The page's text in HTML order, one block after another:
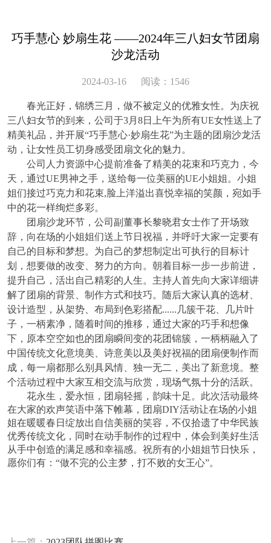
巧手慧心 妙扇生花 ——2024年三八妇女节团扇
沙龙活动
2024-03-16 阅读：1546
春光正好，锦绣三月，做不被定义的优雅女性。为庆祝
三八妇女节的到来，公司于3月8日上午为所有UE女性送上了
精美礼品，并开展“巧手慧心·妙扇生花”为主题的团扇沙龙活
动，让女性员工切身感受团扇文化的魅力。
公司人力资源中心提前准备了精美的花束和巧克力，今
天 ，通过UE男神之手， 送给每一位美丽的UE小姐姐。小姐
姐们接过巧克力和花束,脸上洋溢出喜悦幸福的笑颜，宛如手
中的花一样绚烂多彩。
团扇沙龙环节，公司副董事长黎晓君女士作了开场致
辞，向在场的小姐姐们送上节日祝福，并呼吁大家一定要有
自己的目标和梦想。为自己的梦想制定出可执行的目标计
划，想要做的改变、努力的方向。朝着目标一步一步前进，
提升自己，活出自己精彩的人生。主持人首先向大家详细讲
解了团扇的背景、制作方式和技巧。随后大家认真的选材、
设计造型，从架势、布局到色彩搭配......几簇干花、几片叶
子，一柄素净，随着时间的推移，通过大家的巧手和想像
下，原本空空如也的团扇瞬间变的花团锦簇，一柄柄融入了
中国传统文化意境美、诗意美以及美好祝福的团扇便制作而
成，每一扇都那么别具风情、独一无二，美出了新意境。整
个活动过程中大家互相交流与欣赏，现场气氛十分的活跃。
花永生，爱永恒，团扇轻摇，韵味十足。此次活动最终
在大家的欢声笑语中落下帷幕 ， 团扇DIY活动让在场的小姐
姐在暖暖春日绽放出自信美丽的笑容，不仅拾遗了中华民族
优秀传统文化，同时在动手制作的过程中，体会到美好生活
从手中创造的满足感和幸福感。祝所有的小姐姐节日快乐，
愿你们有： “做不完的公主梦，打不败的女王心”。